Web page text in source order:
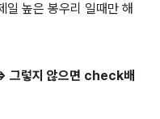
일 높은 봉우리 일때만 해
그렇지 않으면 check배